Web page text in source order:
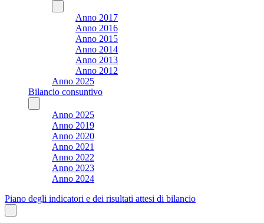
Anno 2017
Anno 2016
Anno 2015
Anno 2014
Anno 2013
Anno 2012
Anno 2025
Bilancio consuntivo
Anno 2025
Anno 2019
Anno 2020
Anno 2021
Anno 2022
Anno 2023
Anno 2024
Piano degli indicatori e dei risultati attesi di bilancio